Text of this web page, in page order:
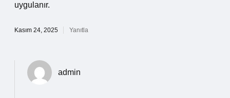
uygulanır.
Kasım 24, 2025 Yanıtla
admin